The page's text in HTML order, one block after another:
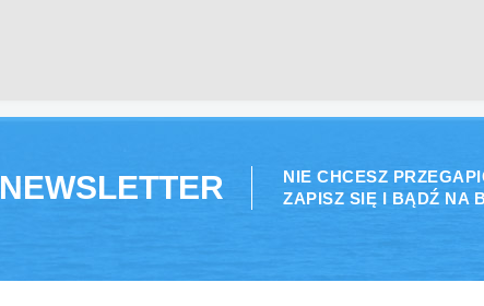
NEWSLETTER
NIE CHCESZ
ZAPISZ SIĘ I BĄDŹ NA